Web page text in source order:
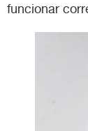
funcionar